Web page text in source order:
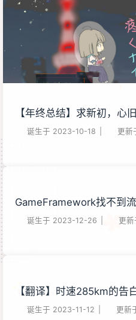
【年终总结】求新初，心
诞生于 2023-10-18 更新
GameFramework找不到
诞生于 2023-12-26 更新
【翻译】时速285km的告
诞生于 2023-11-12 更新